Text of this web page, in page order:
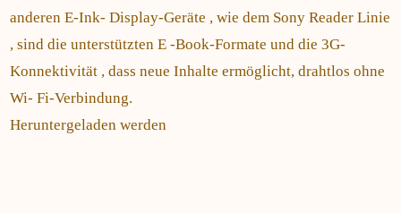
anderen E-Ink- Display-Geräte , wie dem Sony Reader Linie
, sind die unterstützten E -Book-Formate und die 3G-
Konnektivität , dass neue Inhalte ermöglicht, drahtlos ohne
Wi- Fi-Verbindung.
Heruntergeladen werden